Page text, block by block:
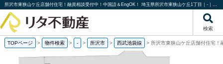
所沢市東狭山ケ丘店舗付住宅！融資相談受付中！中国語＆EngOK！ 埼玉県所沢市東狭山ケ丘1丁目｜-｜分譲マンション情報｜株式会社リタ不動産
検索
TOPページ > 物件検索 > - > 所沢市 > 西武池袋線 > 所沢市東狭山ケ丘店舗付住宅